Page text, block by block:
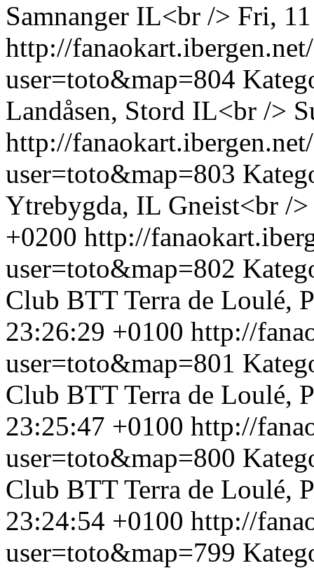
Samnanger IL<br /> Fri,
http://
user=toto&map=804
Landåsen, Stord IL<br />
http://
user=toto&map=803
Ytrebygda, IL Gneist<br />
+0200 http://
user=toto&map=802
Club BTT Terra de Loulé,
23:26:29 +0100 http://
user=toto&map=801
Club BTT Terra de Loulé,
23:25:47 +0100 http://
user=toto&map=800
Club BTT Terra de Loulé,
23:24:54 +0100 http://
user=toto&map=799